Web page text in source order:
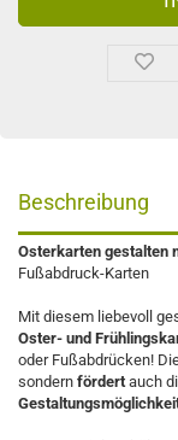
Beschreibung
Osterkarten gestalten
Fußabdruck-Karten
Mit diesem liebevoll
Oster- und
oder Fußabdrücken!
sondern fördertauch